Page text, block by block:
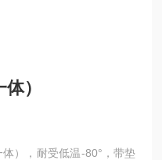
）
），耐受低温-80°，带垫